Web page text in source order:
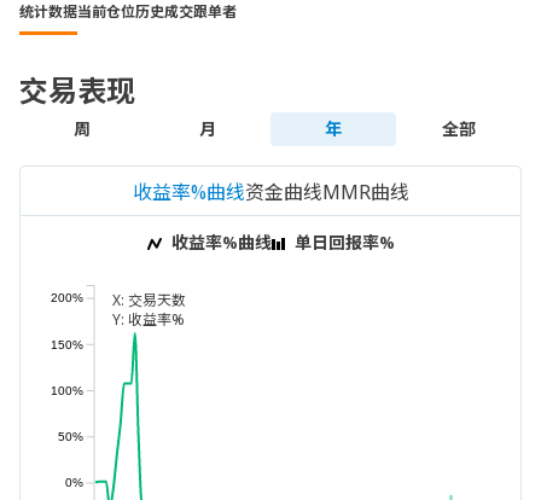
统计数据当前仓位历史成交跟单者
交易表现
周 月 年 全部
收益率%曲线资金曲线MMR曲线
收益率%曲线 单日回报率%
X: 交易天数
Y: 收益率%
0%
50%
100%
150%
200%